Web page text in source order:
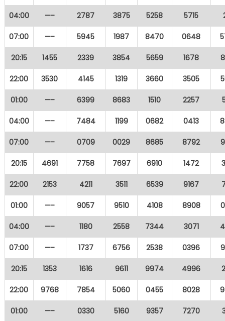
04:00 —- 2787 3875 5258 5715
07:00 —- 5945 1987 8470 0648
20:15 1455 2339 3854 5659 1678
22:00 3530 4145 1319 3660 3505
01:00 —- 6399 8683 1510 2257
04:00 —- 7484 1199 0682 0413
07:00 —- 0709 0029 8685 8792
20:15 4691 7758 7697 6910 1472
22:00 2153 4211 3511 6539 9167
01:00 —- 9057 9510 4108 8908
04:00 —- 1180 2558 7344 3071
07:00 —- 1737 6756 2538 0396
20:15 1353 1616 9611 9974 4996
22:00 9768 7854 5060 0455 8028
01:00 —- 0330 5160 9357 7270